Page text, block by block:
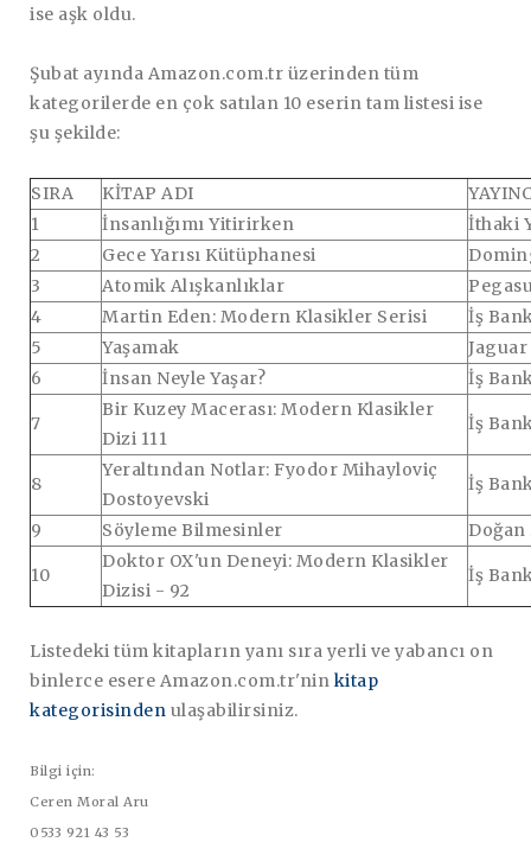
ise aşk oldu.
Şubat ayında Amazon.com.tr üzerinden tüm
kategorilerde en çok satılan 10 eserin tam listesi ise
şu şekilde:
SIRA KİTAP ADI
1
İnsanlığımı Yitirirken
İthaki
2
Gece Yarısı Kütüphanesi
3
Atomik Alışkanlıklar
4
Martin Eden: Modern Klasikler Serisi
İş
5
Yaşamak
6
İnsan Neyle Yaşar? İş
7
Bir Kuzey Macerası: Modern Klasikler
Dizi 111
İş
8
Yeraltından Notlar: Fyodor Mihayloviç
Dostoyevski
İş
9 Söyleme Bilmesinler Doğan
10
Doktor OX'un Deneyi: Modern Klasikler
Dizisi - 92
İş
Listedeki tüm kitapların yanı sıra yerli ve yabancı on
binlerce esere Amazon.com.tr'nin kitap
kategorisinden ulaşabilirsiniz.
Bilgi için:
Ceren Moral Aru
0533 921 43 53